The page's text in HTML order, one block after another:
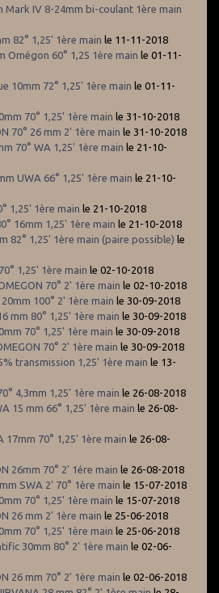
Mark IV 8-24mm bi-coulant 1ère main
82° 1,25' 1ère main le 11-11-2018
Omégon 60° 1,25 1ère main le 01-11-
10mm 72° 1,25' 1ère main le 01-11-
70° 1,25' 1ère main le 31-10-2018
70° 26 mm 2' 1ère main le 31-10-2018
70° WA 1,25' 1ère main le 21-10-
UWA 66° 1,25' 1ère main le 21-10-
1,25' 1ère main le 21-10-2018
16mm 1,25' 1ère main le 21-10-2018
82° 1,25' 1ère main (paire possible) le
1,25' 1ère main le 02-10-2018
70° 2' 1ère main le 02-10-2018
100° 2' 1ère main le 30-09-2018
mm 80° 1,25' 1ère main le 30-09-2018
70° 1,25' 1ère main le 30-09-2018
70° 2' 1ère main le 30-09-2018
transmission 1,25' 1ère main le 13-
4,3mm 1,25' 1ère main le 26-08-2018
15 mm 66° 1,25' 1ère main le 26-08-
17mm 70° 1,25' 1ère main le 26-08-
26mm 70° 2' 1ére main le 26-08-2018
SWA 2' 70° 1ère main le 15-07-2018
70° 1,25' 1ère main le 15-07-2018
26 mm 2' 1ère main le 25-06-2018
70° 1,25' 1ère main le 25-06-2018
30mm 80° 2' 1ère main le 02-06-
26 mm 70° 2' 1ère main le 02-06-2018